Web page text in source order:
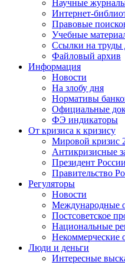
Научные
Интернет-
Правовые
Учебные
Ссылки на труды
Файловый архив
Информация
Новости
На злобу дня
Нормативы
Официальные
ФЭ индикаторы
От кризиса к кризису
Мировой кризис
Антикризисные
Президент
Правительство
Регуляторы
Новости
Международные
Постсоветское
Национальные
Некоммерческие
Люди и деньги
Интересные